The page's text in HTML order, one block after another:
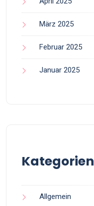
März 2025
Februar 2025
Januar 2025
Kategorien
Allgemein